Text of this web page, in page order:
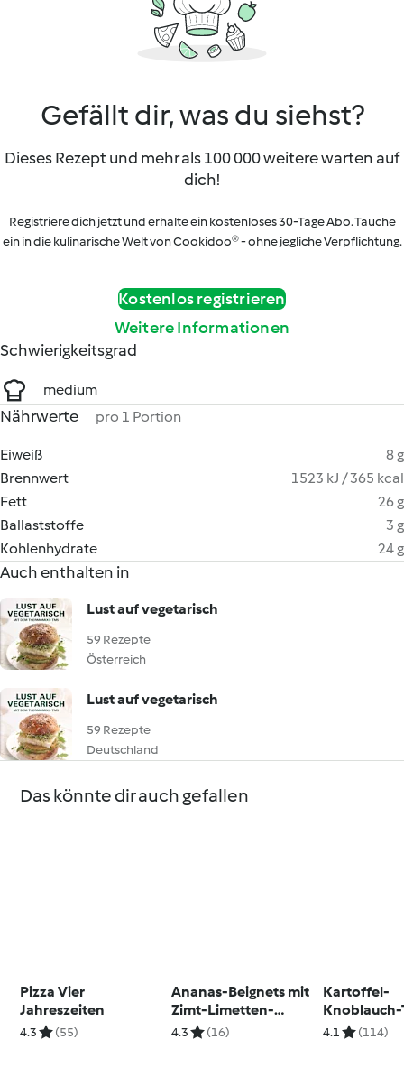
Gefällt dir, was du siehst?
Dieses Rezept und mehr als 100 000 weitere warten auf
dich!
Registriere dich jetzt und erhalte ein kostenloses 30-Tage Abo. Tauche
ein in die kulinarische Welt von Cookidoo® - ohne jegliche Verpflichtung.
Kostenlos registrieren
Weitere Informationen
Schwierigkeitsgrad
medium
Nährwerte pro 1 Portion
Eiweiß
8 g
Brennwert
1523 kJ / 365 kcal
Fett
26 g
Ballaststoffe
3 g
Kohlenhydrate
24 g
Auch enthalten in
Lust auf vegetarisch
59 Rezepte
Österreich
Lust auf vegetarisch
59 Rezepte
Deutschland
Das könnte dir auch gefallen
Pizza Vier
Jahreszeiten
4.3 (55)
Ananas-Beignets mit
Zimt-Limetten-
Zucker
4.3 (16)
Kartoffel-
4.1 (114)